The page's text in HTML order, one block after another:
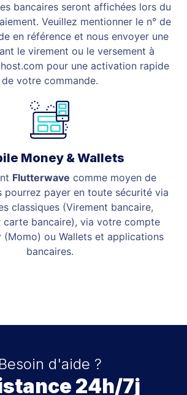
bancaires seront affichées lors du
Veuillez mentionner le n° de
en référence et nous envoyer une
le virement ou le versement à
pour une activation rapide
de votre commande.
Money & Wallets
Flutterwave comme moyen de
pourrez payer en toute sécurité via
classiques (Virement bancaire,
carte bancaire), via votre compte
(Momo) ou Wallets et applications
bancaires.
Besoin d'aide ?
24h/7j